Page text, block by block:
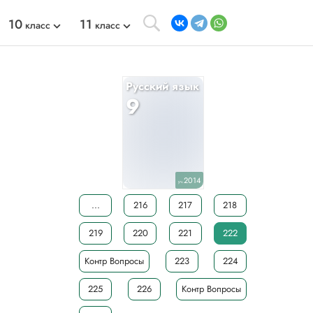
10 класс 11 класс
Русский язык
9
уч.2014
... 216 217 218
219 220 221 222
Контр Вопросы 223 224
225 226 Контр Вопросы